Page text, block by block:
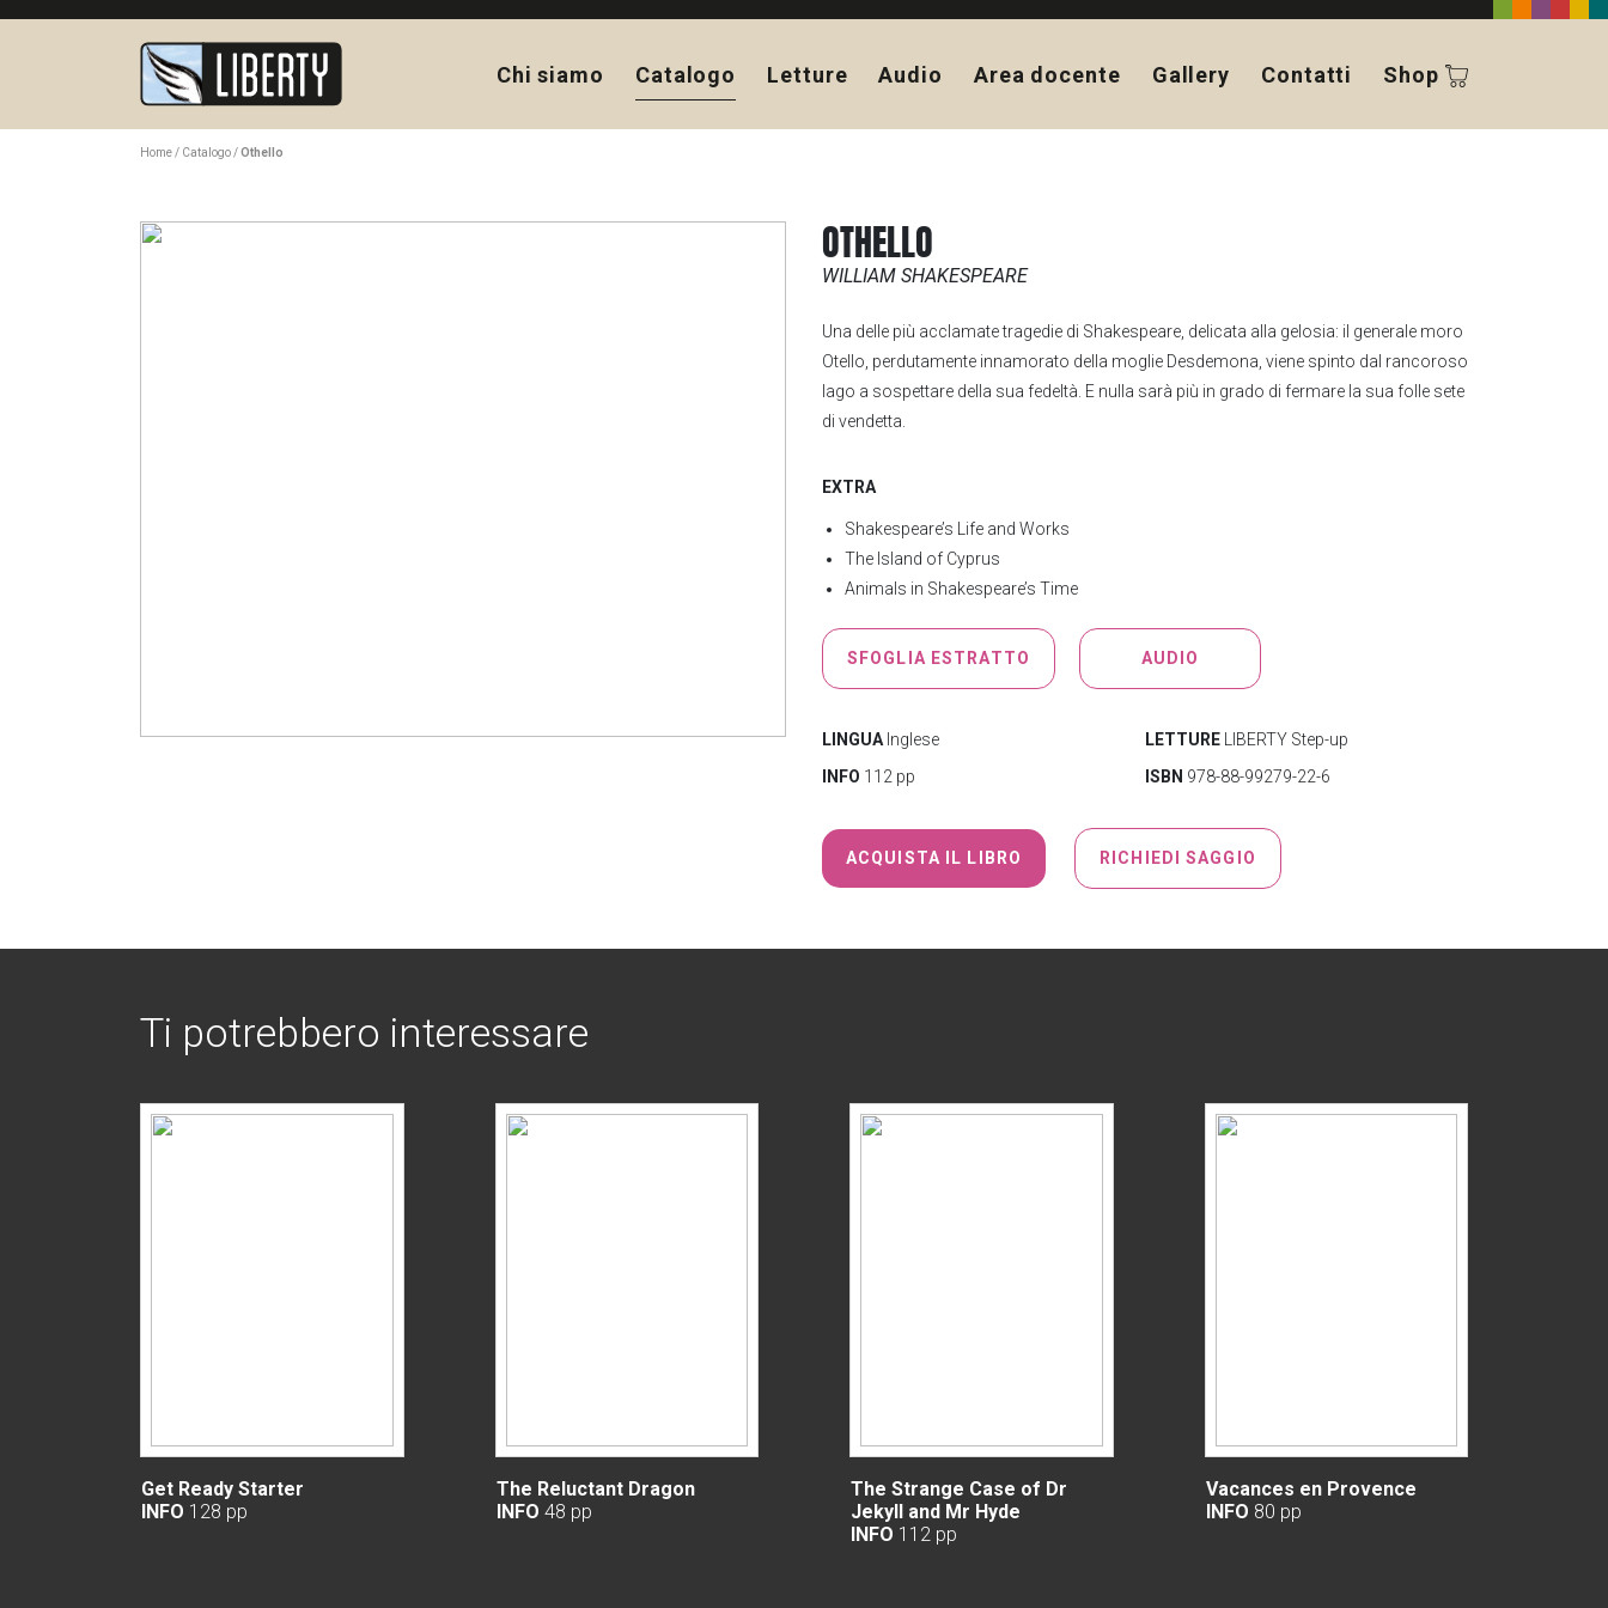
Chi siamo Catalogo Letture Audio Area docente Gallery Contatti Shop
Home Catalogo Othello
OTHELLO
WILLIAM SHAKESPEARE
Una delle più acclamate tragedie di Shakespeare, delicata alla gelosia: il generale moro
Otello, perdutamente innamorato della moglie Desdemona, viene spinto dal rancoroso
Iago a sospettare della sua fedeltà. E nulla sarà più in grado di fermare la sua folle sete
di vendetta.
EXTRA
Shakespeare’s Life and Works
The Island of Cyprus
Animals in Shakespeare’s Time
SFOGLIA ESTRATTO AUDIO
LINGUA Inglese LETTURE LIBERTY Step-up
INFO 112 pp ISBN 978-88-99279-22-6
ACQUISTA IL LIBRO RICHIEDI SAGGIO
Ti potrebbero interessare
Get Ready Starter
INFO 128 pp
The Reluctant Dragon
INFO 48 pp
The Strange Case of Dr
Jekyll and Mr Hyde
INFO 112 pp
Vacances en Provence
INFO 80 pp